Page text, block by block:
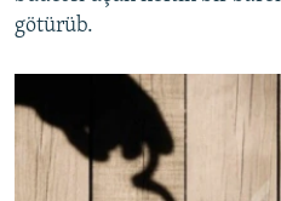
götürüb.